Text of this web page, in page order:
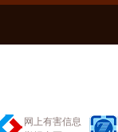
网上有害信息